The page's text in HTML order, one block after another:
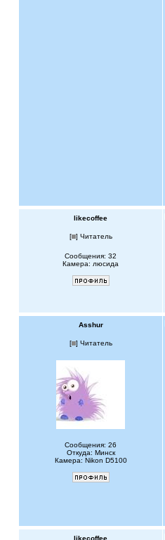
likecoffee
[ ] Читатель
Сообщения: 32
Камера: люсида
Asshur
[ ] Читатель
Сообщения: 26
Откуда: Минск
Камера: Nikon D5100
likecoffee